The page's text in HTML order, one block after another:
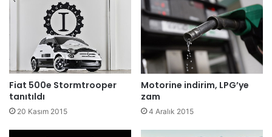
Fiat 500e Stormtrooper
tanıtıldı
20 Kasım 2015
Motorine indirim, LPG’ye
zam
4 Aralık 2015